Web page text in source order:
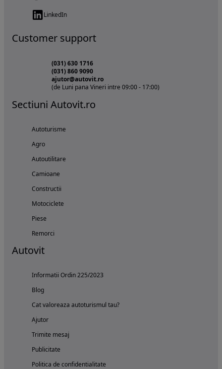
LinkedIn
Customer support
(031) 630 1716
(031) 860 9090
ajutor@autovit.ro
(de Luni pana Vineri intre 09:00 - 17:00)
Sectiuni Autovit.ro
Autoturisme
Agro
Autoutilitare
Camioane
Constructii
Motociclete
Piese
Remorci
Autovit
Informatii Ordin 225/2023
Blog
Cat valoreaza autoturismul tau?
Ajutor
Trimite mesaj
Publicitate
Politica de confidentialitate